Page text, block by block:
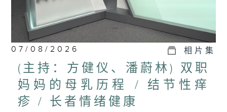
07/08/2026 相片集
(主持：方健仪、潘蔚林) 双职
妈妈的母乳历程 / 结节性痒
疹 / 长者情绪健康